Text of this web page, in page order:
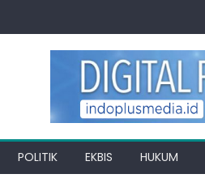
POLITIK EKBIS HUKUM